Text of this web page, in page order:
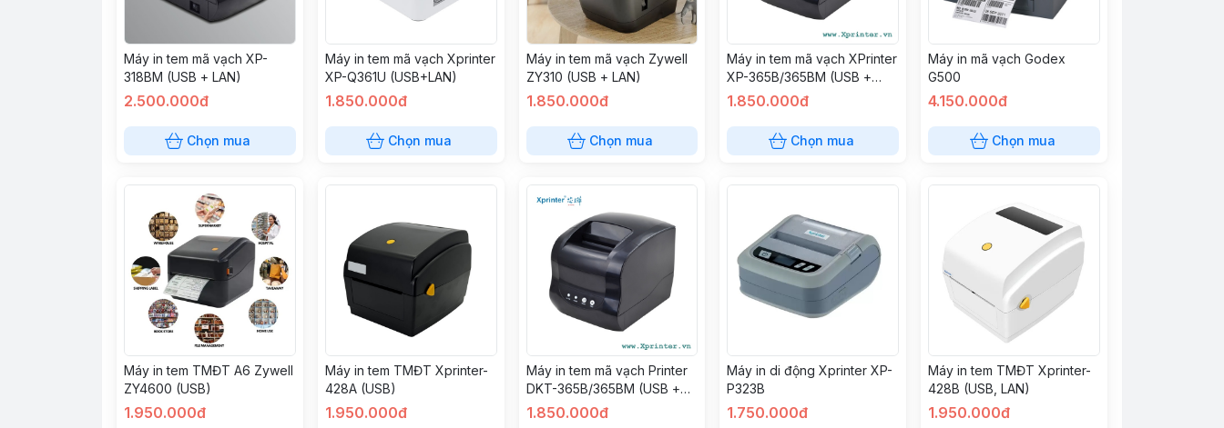
Máy in tem mã vạch XP-
318BM (USB + LAN)
2.500.000đ
Chọn mua
Máy in tem mã vạch Xprinter
XP-Q361U (USB+LAN)
1.850.000đ
Chọn mua
Máy in tem mã vạch Zywell
ZY310 (USB + LAN)
1.850.000đ
Chọn mua
Máy in tem mã vạch XPrinter
XP-365B/365BM (USB +
LAN)
1.850.000đ
Chọn mua
Máy in mã vạch Godex
G500
4.150.000đ
Chọn mua
Máy in tem TMĐT A6 Zywell
ZY4600 (USB)
1.950.000đ
Máy in tem TMĐT Xprinter-
428A (USB)
1.950.000đ
Máy in tem mã vạch Printer
DKT-365B/365BM (USB +
LAN)
1.850.000đ
Máy in di động Xprinter XP-
P323B
1.750.000đ
Máy in tem TMĐT Xprinter-
428B (USB, LAN)
1.950.000đ